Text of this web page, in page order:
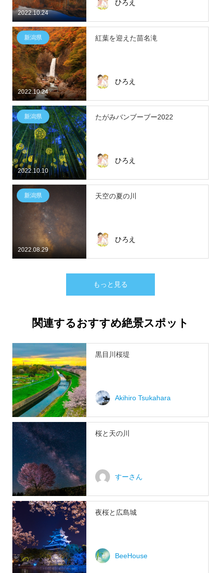
2022.10.24
ひろえ
2022.10.24
新潟県 紅葉を迎えた苗名滝
ひろえ
2022.10.10
新潟県 たがみバンブーブー2022
ひろえ
2022.08.29
新潟県 天空の夏の川
ひろえ
もっと見る
関連するおすすめ絶景スポット
黒目川桜堤
Akihiro Tsukahara
桜と天の川
すーさん
夜桜と広島城
BeeHouse